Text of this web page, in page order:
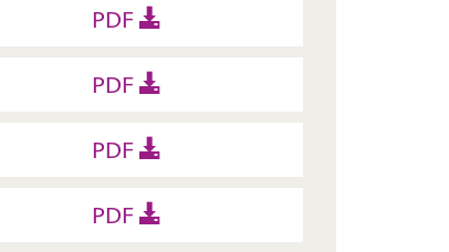
PDF
PDF
PDF
PDF